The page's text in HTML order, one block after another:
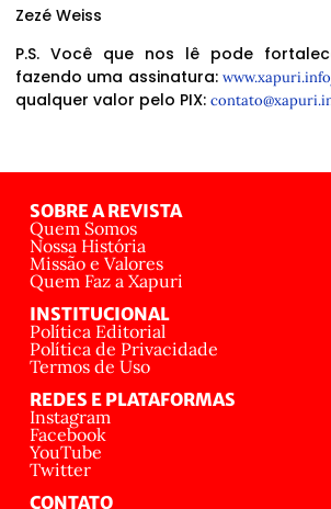
Zezé Weiss
P.S. Você que nos lê pode
fazendo uma assinatura:
qualquer valor pelo PIX:
SOBRE A REVISTA
Quem Somos
Nossa História
Missão e Valores
Quem Faz a Xapuri
INSTITUCIONAL
Política Editorial
Política de Privacidade
Termos de Uso
REDES E PLATAFORMAS
Instagram
Facebook
YouTube
Twitter
CONTATO